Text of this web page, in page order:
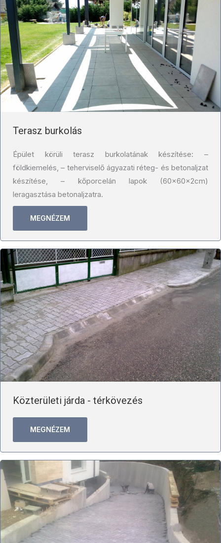
Terasz burkolás
Épület körüli terasz burkolatának készítése: –
földkiemelés, – teherviselő ágyazati réteg- és betonaljzat
készítése, – kőporcelán lapok (60×60×2cm)
leragasztása betonaljzatra.
MEGNÉZEM
Közterületi járda - térkövezés
MEGNÉZEM